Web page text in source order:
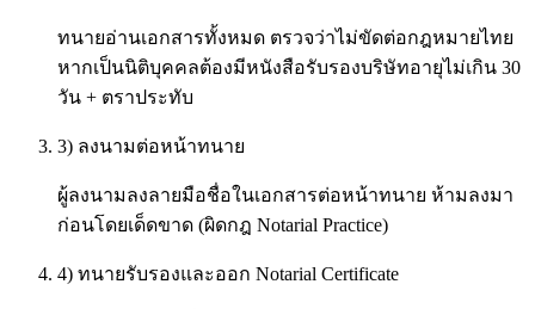
ทนายอ่านเอกสารทั้งหมด ตรวจว่าไม่ขัดต่อกฎหมายไทย
หากเป็นนิติบุคคลต้องมีหนังสือรับรองบริษัทอายุไม่เกิน 30
วัน + ตราประทับ
3) ลงนามต่อหน้าทนาย
ผู้ลงนามลงลายมือชื่อในเอกสารต่อหน้าทนาย ห้ามลงมา
ก่อนโดยเด็ดขาด (ผิดกฎ Notarial Practice)
4) ทนายรับรองและออก Notarial Certificate